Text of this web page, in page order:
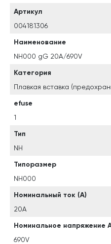
Артикул
004181306
Наименование
NH000 gG 20A/690V
Категория
Плавкая вставка
efuse
1
Тип
NH
Типоразмер
NH000
Номинальный ток (A)
20A
Номинальное напряжение
690V